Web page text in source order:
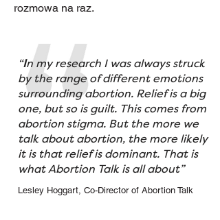
rozmowa na raz.
“In my research I was always struck
by the range of different emotions
surrounding abortion. Relief is a big
one, but so is guilt. This comes from
abortion stigma. But the more we
talk about abortion, the more likely
it is that relief is dominant. That is
what Abortion Talk is all about”
Lesley Hoggart, Co-Director of Abortion Talk